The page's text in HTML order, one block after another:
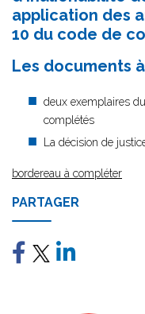
application des
10 du code de
Les documents
deux exemplaires
complétés
La décision de
bordereau à compléter
PARTAGER